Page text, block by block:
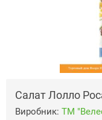
Салат Лолло
Виробник: ТМ